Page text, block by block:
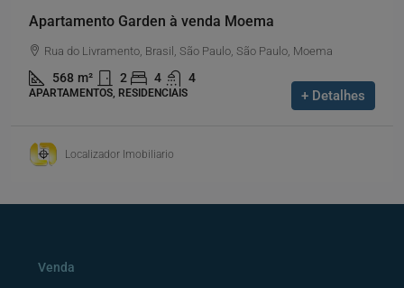
Apartamento Garden à venda Moema
Rua do Livramento, Brasil, São Paulo, São Paulo, Moema
568 m² 2 4 4
APARTAMENTOS, RESIDENCIAIS + Detalhes
Localizador Imobiliario
Venda